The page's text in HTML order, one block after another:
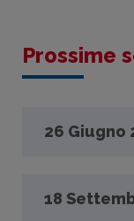
Prossime
26 Giugno
18